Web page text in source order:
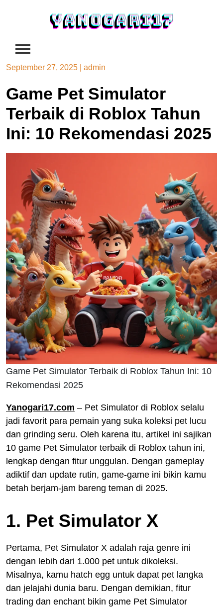
September 27, 2025 admin
Game Pet Simulator
Terbaik di Roblox Tahun
Ini: 10 Rekomendasi 2025
Game Pet Simulator Terbaik di Roblox Tahun Ini: 10
Rekomendasi 2025
Yanogari17.com – Pet Simulator di Roblox selalu
jadi favorit para pemain yang suka koleksi pet lucu
dan grinding seru. Oleh karena itu, artikel ini sajikan
10 game Pet Simulator terbaik di Roblox tahun ini,
lengkap dengan fitur unggulan. Dengan gameplay
adiktif dan update rutin, game-game ini bikin kamu
betah berjam-jam bareng teman di 2025.
1. Pet Simulator X
Pertama, Pet Simulator X adalah raja genre ini
dengan lebih dari 1.000 pet untuk dikoleksi.
Misalnya, kamu hatch egg untuk dapat pet langka
dan jelajahi dunia baru. Dengan demikian, fitur
trading dan enchant bikin game Pet Simulator